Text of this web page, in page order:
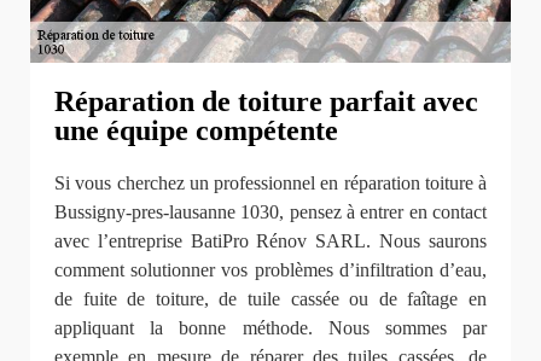
Réparation de toiture parfait avec
une équipe compétente
Si vous cherchez un professionnel en réparation toiture à
Bussigny-pres-lausanne 1030, pensez à entrer en contact
avec l’entreprise BatiPro Rénov SARL. Nous saurons
comment solutionner vos problèmes d’infiltration d’eau,
de fuite de toiture, de tuile cassée ou de faîtage en
appliquant la bonne méthode. Nous sommes par
exemple en mesure de réparer des tuiles cassées, de